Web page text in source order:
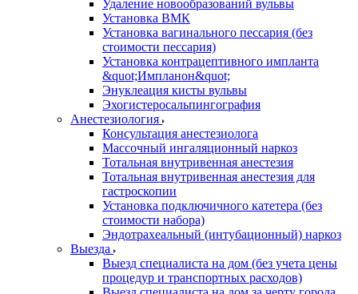
Удаление новообразований вульвы
Установка ВМК
Установка вагинального пессария (без
стоимости пессария)
Установка контрацептивного импланта
&quot;Импланон&quot;
Энуклеация кисты вульвы
Эхогистеросальпингография
Анестезиология
Консультация анестезиолога
Массочный ингаляционный наркоз
Тотальная внутривенная анестезия
Тотальная внутривенная анестезия для
гастроскопии
Установка подключичного катетера (без
стоимости набора)
Эндотрахеальный (интубационный) наркоз
Выезда
Выезд специалиста на дом (без учета цены
процедур и транспортных расходов)